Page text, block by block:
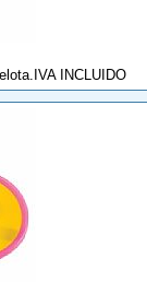
INCLUIDO